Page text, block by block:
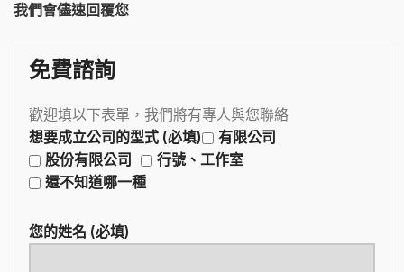
我們會儘速回覆您
免費諮詢
歡迎填以下表單，我們將有專人與您聯絡
想要成立公司的型式 (必填)
有限公司
股份有限公司
行號、工作室
還不知道哪一種
您的姓名 (必填)